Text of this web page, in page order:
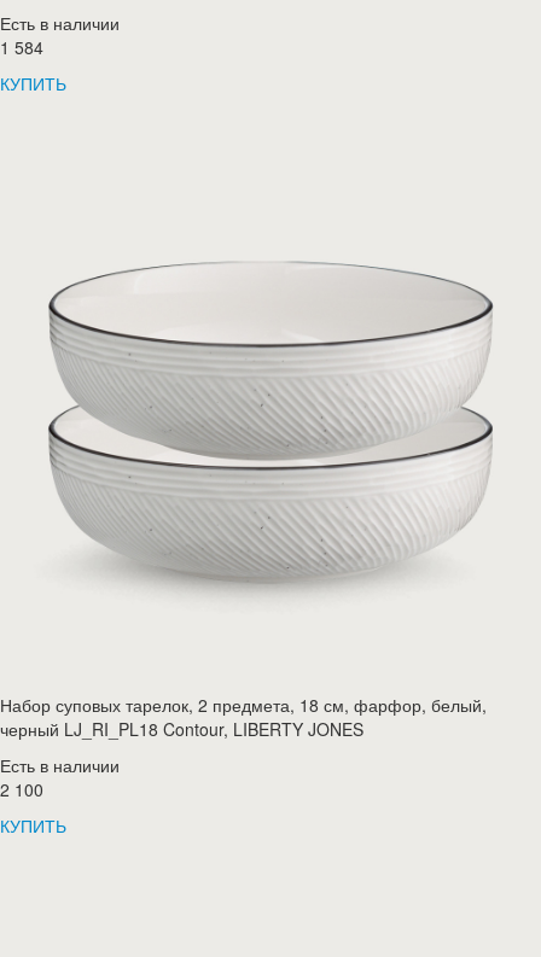
Есть в наличии
1 584
КУПИТЬ
Набор суповых тарелок, 2 предмета, 18 см, фарфор, белый,
черный LJ_RI_PL18 Contour, LIBERTY JONES
Есть в наличии
2 100
КУПИТЬ